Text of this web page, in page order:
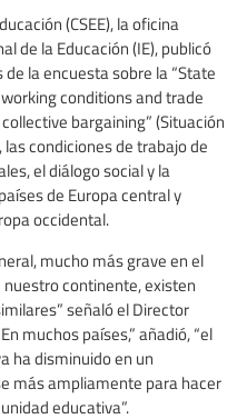
(CSEE), la oficina
de la Educación (IE), publicó
la encuesta sobre la “State
conditions and trade
bargaining” (Situación
condiciones de trabajo de
el diálogo social y la
de Europa central y
occidental.
mucho más grave en el
continente, existen
señaló el Director
muchos países,” añadió, “el
ha disminuido en un
más ampliamente para hacer
educativa”.